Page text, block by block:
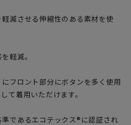
減させる伸縮性のある素材を使
軽減。
フロント部分にボタンを多く使用
て着用いただけます。
であるエコテックス®に認証され